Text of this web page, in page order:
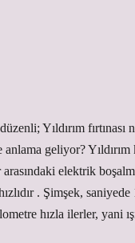
Yıldırım
anlama geliyor?
elektrik
. Şimşek,
hızla ilerler, yani